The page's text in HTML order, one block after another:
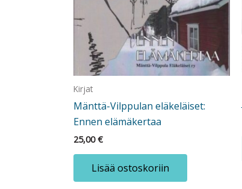
Kirjat
Mänttä-Vilppulan eläkeläiset:
Ennen elämäkertaa
25,00€
Lisää ostoskoriin